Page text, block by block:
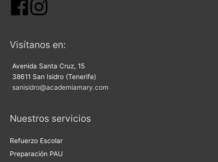
Visítanos en:
Avenida Santa Cruz, 15
38611 San Isidro (Tenerife)
sanisidro@academiamary.com
Nuestros servicios
Refuerzo Escolar
Preparación PAU